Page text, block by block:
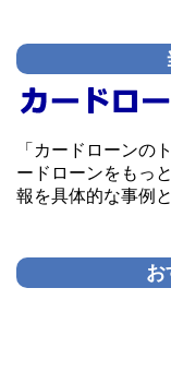
「カードローンの
ードローンをもっ
報を具体的な事例
お